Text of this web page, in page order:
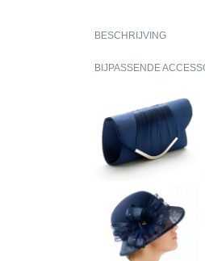
BESCHRIJVING
BIJPASSENDE